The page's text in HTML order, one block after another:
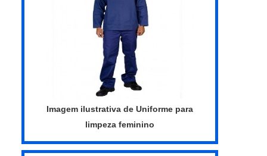
Imagem ilustrativa de Uniforme para
limpeza feminino